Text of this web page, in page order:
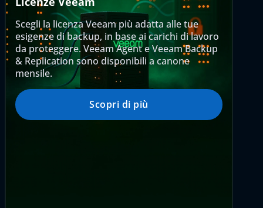
Scegli la licenza Veeam più adatta alle tue
esigenze di backup, in base ai carichi di lavoro
da proteggere. Veeam Agent e Veeam Backup
& Replication sono disponibili a canone
mensile.
Scopri di più